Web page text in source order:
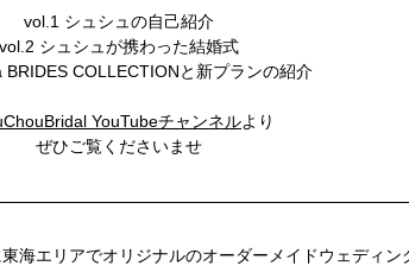
vol.1 シュシュの自己紹介
vol.2 シュシュが携わった結婚式
BRIDES COLLECTIONと新プランの紹介
YouTubeチャンネルより
ぜひご覧くださいませ
海エリアでオリジナルのオーダーメイドウェディン